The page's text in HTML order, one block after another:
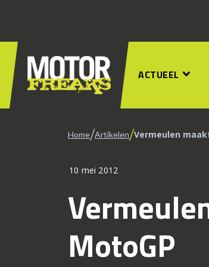
ACTUEEL
Home/Artikelen/Vermeulen
10 mei 2012
MotoGP